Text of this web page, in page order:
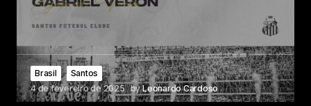
Brasil
Santos
4 de fevereiro de 2025 byLeonardo Cardoso